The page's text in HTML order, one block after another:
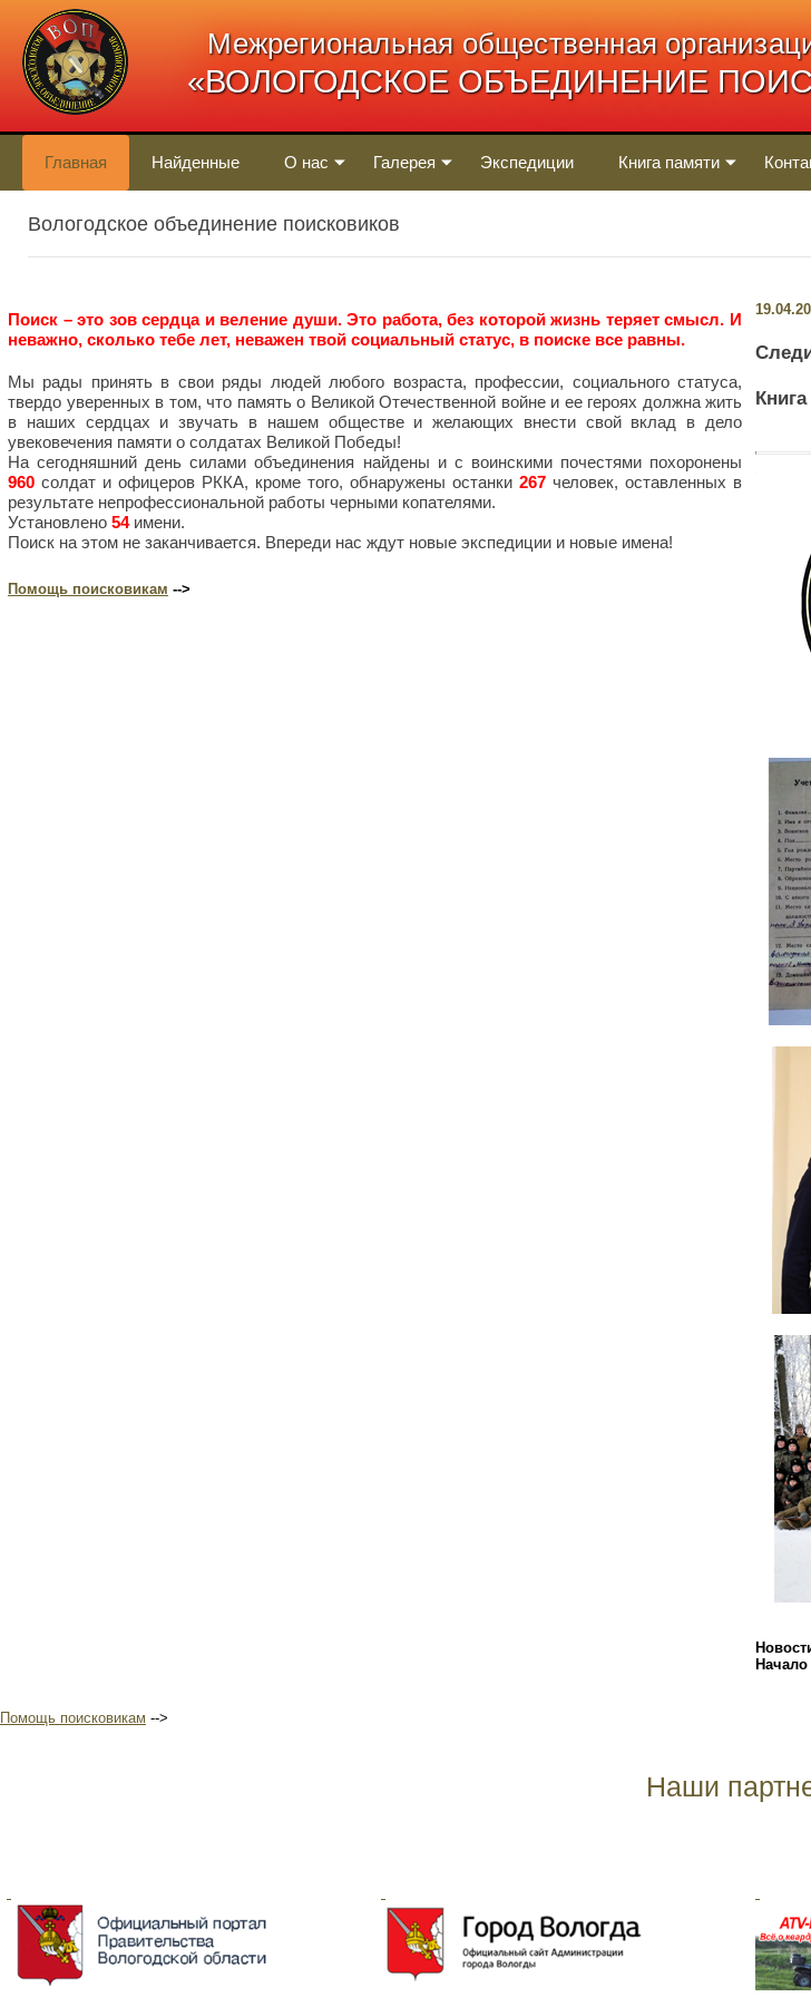
Межрегиональная общественная
«ВОЛОГОДСКОЕ ОБЪЕДИНЕНИЕ
Главная Найденные О нас Галерея Экспедиции Книга памяти
Вологодское объединение поисковиков
Поиск – это зов сердца и веление души. Это работа, без которой жизнь теряет смысл. И
неважно, сколько тебе лет, неважен твой социальный статус, в поиске все равны.
Мы рады принять в свои ряды людей любого возраста, профессии, социального статуса,
твердо уверенных в том, что память о Великой Отечественной войне и ее героях должна жить
в наших сердцах и звучать в нашем обществе и желающих внести свой вклад в дело
увековечения памяти о солдатах Великой Победы!
На сегодняшний день силами объединения найдены и с воинскими почестями похоронены
960 солдат и офицеров РККА, кроме того, обнаружены останки 267 человек, оставленных в
результате непрофессиональной работы черными копателями.
Установлено 54имени.
Поиск на этом не заканчивается. Впереди нас ждут новые экспедиции и новые имена!
Помощь поисковикам -->
Помощь поисковикам -->
Наши